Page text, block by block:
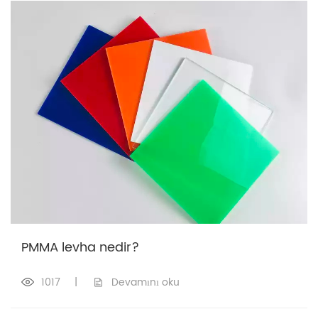
PMMA levha nedir?
1017 | Devamını oku